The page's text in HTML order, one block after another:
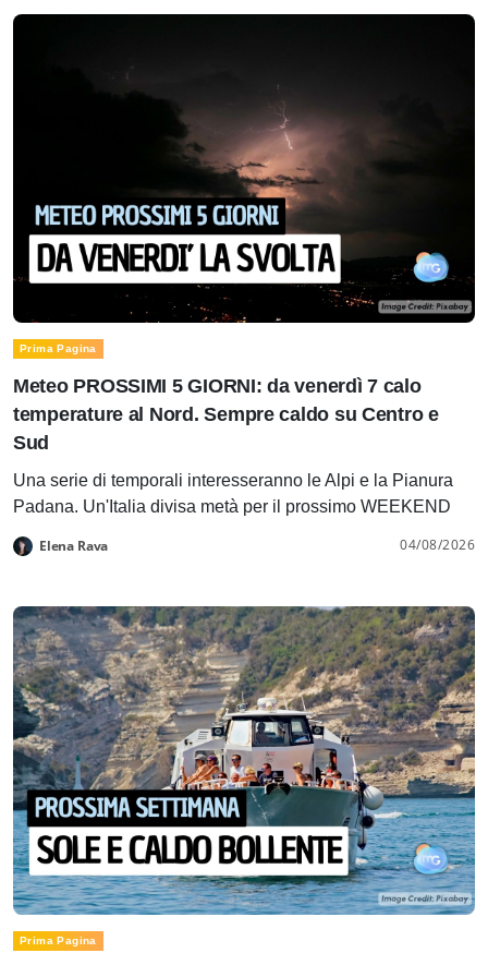
Prima Pagina
Meteo PROSSIMI 5 GIORNI: da venerdì 7 calo
temperature al Nord. Sempre caldo su Centro e
Sud
Una serie di temporali interesseranno le Alpi e la Pianura
Padana. Un'Italia divisa metà per il prossimo WEEKEND
Elena Rava 04/08/2026
Prima Pagina